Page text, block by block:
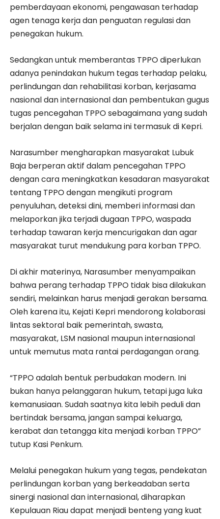
pemberdayaan ekonomi, pengawasan terhadap
agen tenaga kerja dan penguatan regulasi dan
penegakan hukum.
Sedangkan untuk memberantas TPPO diperlukan
adanya penindakan hukum tegas terhadap pelaku,
perlindungan dan rehabilitasi korban, kerjasama
nasional dan internasional dan pembentukan gugus
tugas pencegahan TPPO sebagaimana yang sudah
berjalan dengan baik selama ini termasuk di Kepri.
Narasumber mengharapkan masyarakat Lubuk
Baja berperan aktif dalam pencegahan TPPO
dengan cara meningkatkan kesadaran masyarakat
tentang TPPO dengan mengikuti program
penyuluhan, deteksi dini, memberi informasi dan
melaporkan jika terjadi dugaan TPPO, waspada
terhadap tawaran kerja mencurigakan dan agar
masyarakat turut mendukung para korban TPPO.
Di akhir materinya, Narasumber menyampaikan
bahwa perang terhadap TPPO tidak bisa dilakukan
sendiri, melainkan harus menjadi gerakan bersama.
Oleh karena itu, Kejati Kepri mendorong kolaborasi
lintas sektoral baik pemerintah, swasta,
masyarakat, LSM nasional maupun internasional
untuk memutus mata rantai perdagangan orang.
“TPPO adalah bentuk perbudakan modern. Ini
bukan hanya pelanggaran hukum, tetapi juga luka
kemanusiaan. Sudah saatnya kita lebih peduli dan
bertindak bersama, jangan sampai keluarga,
kerabat dan tetangga kita menjadi korban TPPO”
tutup Kasi Penkum.
Melalui penegakan hukum yang tegas, pendekatan
perlindungan korban yang berkeadaban serta
sinergi nasional dan internasional, diharapkan
Kepulauan Riau dapat menjadi benteng yang kuat